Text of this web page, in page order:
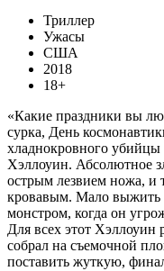
Триллер
Ужасы
США
2018
18+
«Какие праздники вы
сурка, День
хладнокровного убийцы
Хэллоуин. Абсолютное
острым лезвием ножа, и
кровавым. Мало выжить
монстром, когда он
Для всех этот Хэллоуин
собрал на съемочной
поставить жуткую,